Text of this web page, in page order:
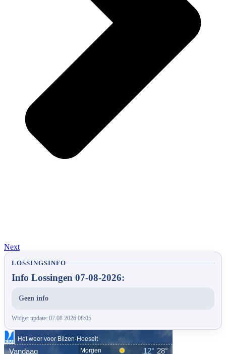
Next
LOSSINGSINFO
Info Lossingen 07-08-2026:
Geen info
Widget update: 07.08.2026 08:05